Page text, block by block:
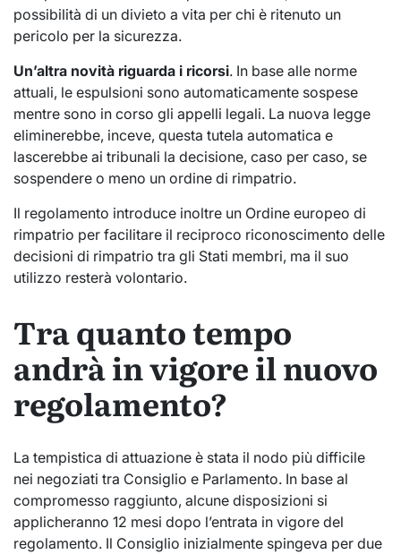
possibilità di un divieto a vita per chi è ritenuto un
pericolo per la sicurezza.
Un’altra novità riguarda i ricorsi. In base alle norme
attuali, le espulsioni sono automaticamente sospese
mentre sono in corso gli appelli legali. La nuova legge
eliminerebbe, inceve, questa tutela automatica e
lascerebbe ai tribunali la decisione, caso per caso, se
sospendere o meno un ordine di rimpatrio.
Il regolamento introduce inoltre un Ordine europeo di
rimpatrio per facilitare il reciproco riconoscimento delle
decisioni di rimpatrio tra gli Stati membri, ma il suo
utilizzo resterà volontario.
Tra quanto tempo
andrà in vigore il nuovo
regolamento?
La tempistica di attuazione è stata il nodo più difficile
nei negoziati tra Consiglio e Parlamento. In base al
compromesso raggiunto, alcune disposizioni si
applicheranno 12 mesi dopo l’entrata in vigore del
regolamento. Il Consiglio inizialmente spingeva per due